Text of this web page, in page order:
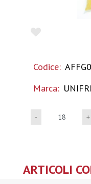
Codice:
Marca:
ARTICOLI